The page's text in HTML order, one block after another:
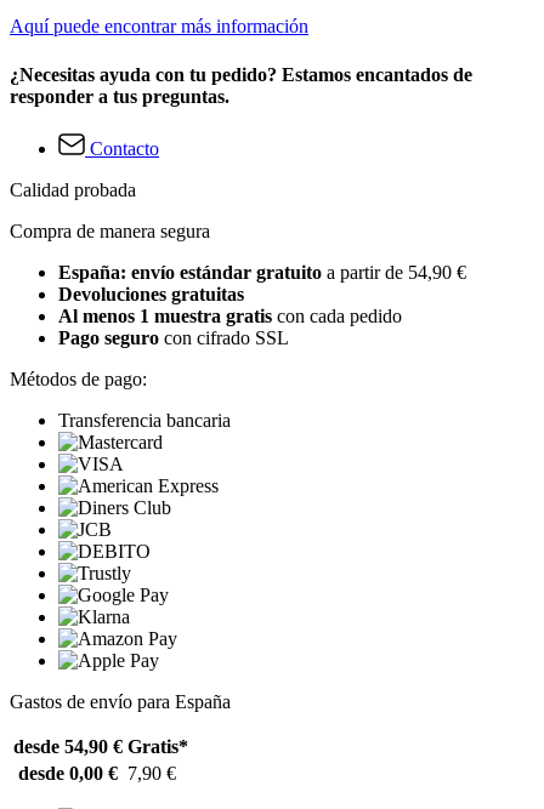
Aquí puede encontrar más información
¿Necesitas ayuda con tu pedido? Estamos encantados de
responder a tus preguntas.
Contacto
Calidad probada
Compra de manera segura
España: envío estándar gratuito a partir de 54,90 €
Devoluciones gratuitas
Al menos 1 muestra gratis con cada pedido
Pago seguro con cifrado SSL
Métodos de pago:
Transferencia bancaria
Gastos de envío para España
desde 54,90 € Gratis*
desde 0,00 € 7,90 €